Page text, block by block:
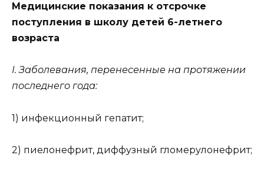
Медицинские показания к отсрочке
поступления в школу детей 6-летнего
возраста
I. Заболевания, перенесенные на протяжении
последнего года:
1) инфекционный гепатит;
2) пиелонефрит, диффузный гломерулонефрит;